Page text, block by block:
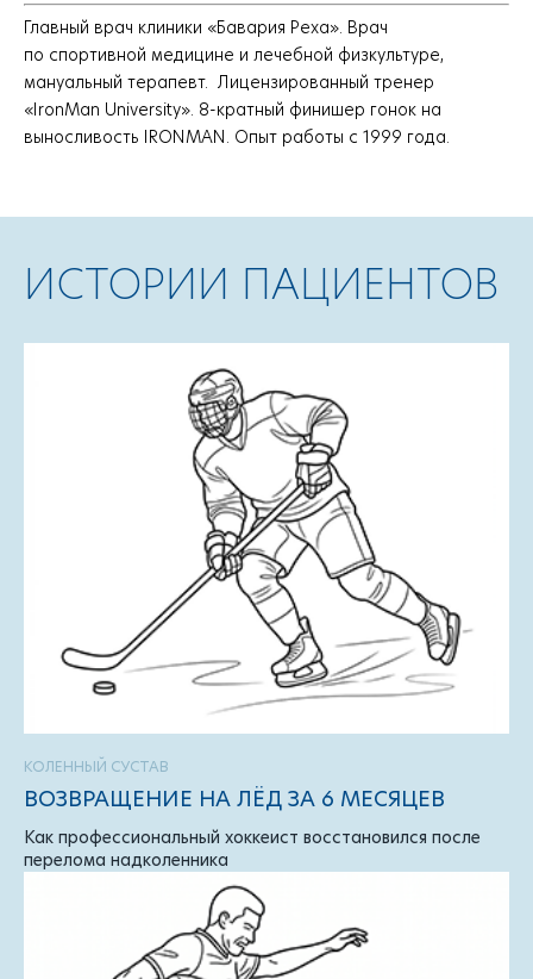
Главный врач клиники «Бавария Реха». Врач
по спортивной медицине и лечебной физкультуре,
мануальный терапевт. Лицензированный тренер
«IronMan University». 8-кратный финишер гонок на
выносливость IRONMAN. Опыт работы c 1999 года.
ИСТОРИИ ПАЦИЕНТОВ
КОЛЕННЫЙ СУСТАВ
ВОЗВРАЩЕНИЕ НА ЛЁД ЗА 6 МЕСЯЦЕВ
Как профессиональный хоккеист восстановился после
перелома надколенника